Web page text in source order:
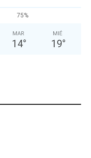
75%
MAR
14°
MIÉ
19°